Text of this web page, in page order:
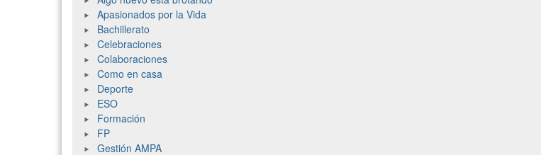
Apasionados por la Vida
Bachillerato
Celebraciones
Colaboraciones
Como en casa
Deporte
ESO
Formación
FP
Gestión AMPA